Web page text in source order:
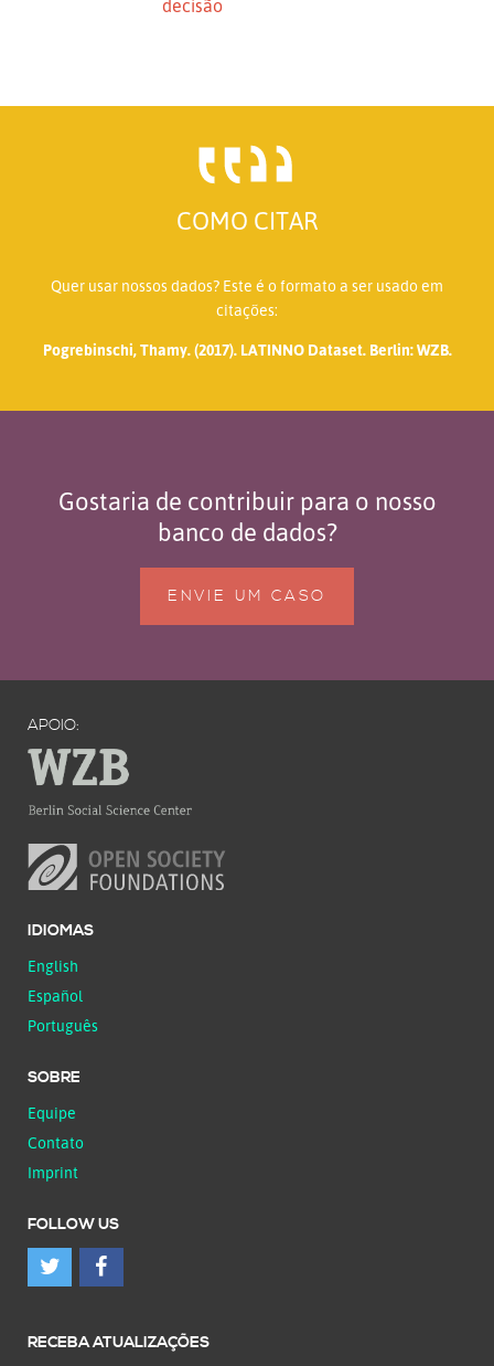
decisão
COMO CITAR
Quer usar nossos dados? Este é o formato a ser usado em
citações:
Pogrebinschi, Thamy. (2017). LATINNO Dataset. Berlin: WZB.
Gostaria de contribuir para o nosso
banco de dados?
ENVIE UM CASO
APOIO:
IDIOMAS
English
Español
Português
SOBRE
Equipe
Contato
Imprint
FOLLOW US
RECEBA ATUALIZAÇÕES